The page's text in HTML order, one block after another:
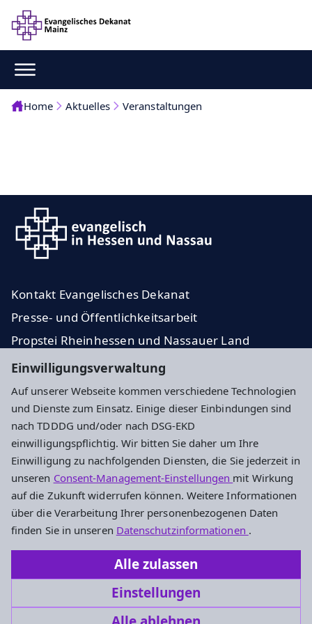
Einwilligungsverwaltung
Auf unserer Webseite kommen verschiedene Technologien
und Dienste zum Einsatz. Einige dieser Einbindungen sind
nach TDDDG und/oder nach DSG-EKD
einwilligungspflichtig. Wir bitten Sie daher um Ihre
Einwilligung zu nachfolgenden Diensten, die Sie jederzeit in
unseren Consent-Management-Einstellungen mit Wirkung
auf die Zukunft widerrufen können. Weitere Informationen
über die Verarbeitung Ihrer personenbezogenen Daten
finden Sie in unseren Datenschutzinformationen .
Alle zulassen
Einstellungen
Home Aktuelles Veranstaltungen
Kontakt Evangelisches Dekanat
Presse- und Öffentlichkeitsarbeit
Propstei Rheinhessen und Nassauer Land
Evangelische Kirche in Hessen und Nassau
Adresse
Evangelisches Dekanat Mainz
Kaiserstr. 37
55116 Mainz
dekanat.mainz@ekhn.de